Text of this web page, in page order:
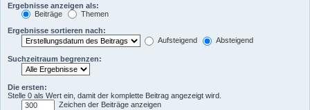
Ergebnisse anzeigen als:
Beiträge
Themen
Ergebnisse sortieren nach:
Aufsteigend
Absteigend
Suchzeitraum begrenzen:
Die ersten:
Stelle 0 als Wert ein, damit der komplette Beitrag angezeigt wird.
Zeichen der Beiträge anzeigen